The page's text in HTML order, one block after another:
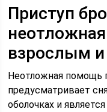
Приступ
взрослым
Неотложная помощь
предусматривает
оболочках и